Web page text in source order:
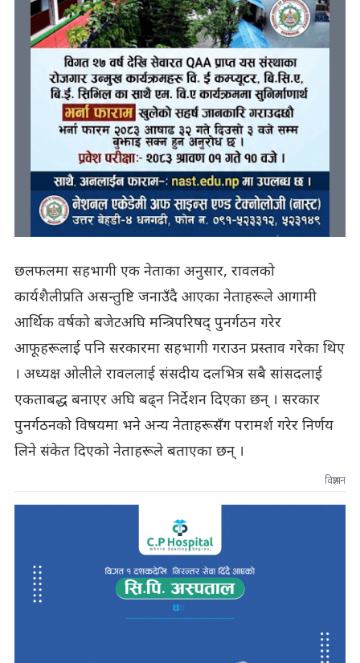
छलफलमा सहभागी एक नेताका अनुसार, रावलको
कार्यशैलीप्रति असन्तुष्टि जनाउँदै आएका नेताहरूले आगामी
आर्थिक वर्षको बजेटअघि मन्त्रिपरिषद् पुनर्गठन गरेर
आफूहरूलाई पनि सरकारमा सहभागी गराउन प्रस्ताव गरेका थिए
। अध्यक्ष ओलीले रावललाई संसदीय दलभित्र सबै सांसदलाई
एकताबद्ध बनाएर अघि बढ्न निर्देशन दिएका छन् । सरकार
पुनर्गठनको विषयमा भने अन्य नेताहरूसँग परामर्श गरेर निर्णय
लिने संकेत दिएको नेताहरूले बताएका छन् ।
विज्ञापन